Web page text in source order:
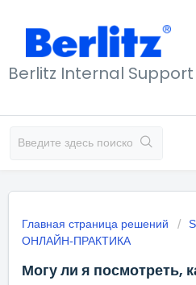
Berlitz Internal Support
Главная страница решений
ОНЛАЙН-ПРАКТИКА
Могу ли я посмотреть,